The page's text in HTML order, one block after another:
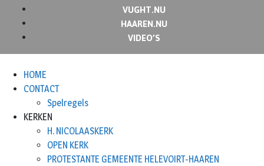
VUGHT.NU
HAAREN.NU
VIDEO’S
HOME
CONTACT
Spelregels
KERKEN
H. NICOLAASKERK
OPEN KERK
PROTESTANTE GEMEENTE HELEVOIRT-HAAREN